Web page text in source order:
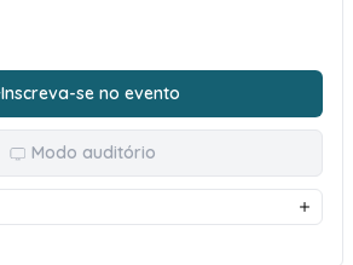
Inscreva-se no evento
Modo auditório